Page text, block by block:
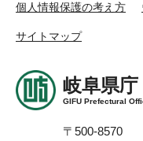
個人情報保護の考え方
サイトマップ
岐阜県庁
GIFU Prefectural
〒500-8570